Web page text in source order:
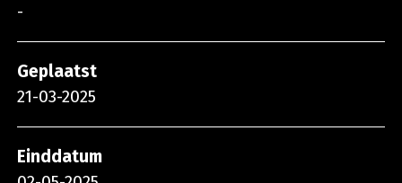
-
Geplaatst
21-03-2025
Einddatum